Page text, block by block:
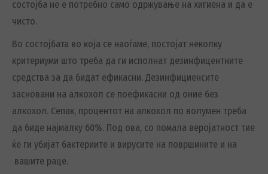
состојба не е потребно само одржување на хигиена и да е
чисто.
Во состојбата во која се наоѓаме, постојат неколку
критериуми што треба да ги исполнат дезинфицентните
средства за да бидат ефикасни. Дезинфициенсите
засновани на алкохол се поефикасни од оние без
алкохол. Сепак, процентот на алкохол по волумен треба
да биде најмалку 60%. Под ова, со помала веројатност тие
ќе ги убијат бактериите и вирусите на површините и на
вашите раце.